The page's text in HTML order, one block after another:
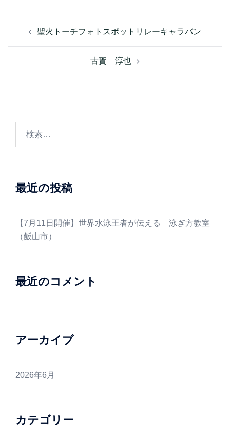
聖火トーチフォトスポットリレーキャラバン
古賀 淳也
最近の投稿
【7月11日開催】世界水泳王者が伝える 泳ぎ方教室
（飯山市）
最近のコメント
アーカイブ
2026年6月
カテゴリー